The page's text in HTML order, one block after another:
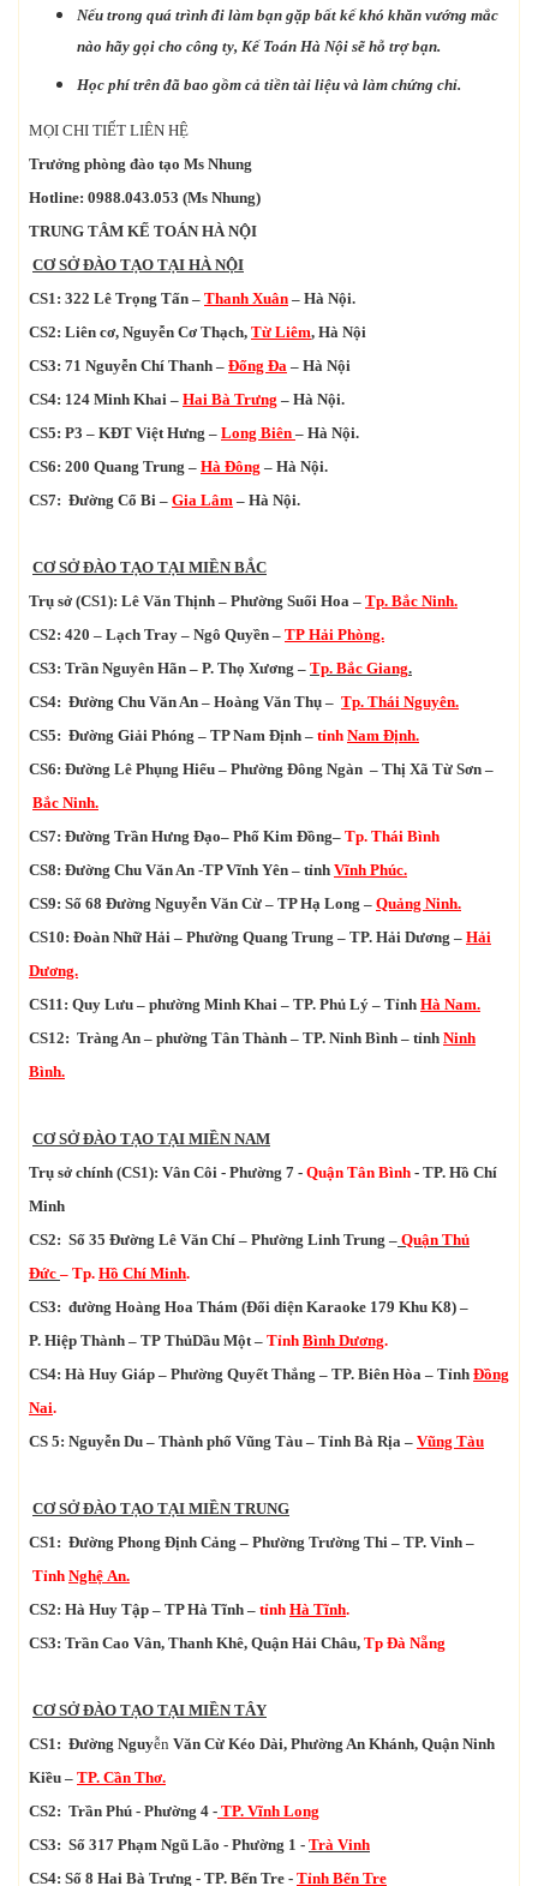
Nếu trong quá trình đi làm bạn gặp bất kể khó khăn vướng mắc
nào hãy gọi cho công ty, Kế Toán Hà Nội sẽ hỗ trợ bạn.
Học phí trên đã bao gồm cả tiền tài liệu và làm chứng chỉ.
MỌI CHI TIẾT LIÊN HỆ
Trưởng phòng đào tạo Ms Nhung
Hotline: 0988.043.053 (Ms Nhung)
TRUNG TÂM KẾ TOÁN HÀ NỘI
CƠ SỞ ĐÀO TẠO TẠI HÀ NỘI
CS1: 322 Lê Trọng Tấn – Thanh Xuân – Hà Nội.
CS2: Liên cơ, Nguyễn Cơ Thạch, Từ Liêm, Hà Nội
CS3: 71 Nguyễn Chí Thanh – Đống Đa – Hà Nội
CS4: 124 Minh Khai – Hai Bà Trưng – Hà Nội.
CS5: P3 – KĐT Việt Hưng – Long Biên – Hà Nội.
CS6: 200 Quang Trung – Hà Đông – Hà Nội.
CS7: Đường Cổ Bi – Gia Lâm – Hà Nội.
CƠ SỞ ĐÀO TẠO TẠI MIỀN BẮC
Trụ sở (CS1): Lê Văn Thịnh – Phường Suối Hoa – Tp. Bắc Ninh.
CS2: 420 – Lạch Tray – Ngô Quyền – TP Hải Phòng.
CS3: Trần Nguyên Hãn – P. Thọ Xương – Tp. Bắc Giang.
CS4: Đường Chu Văn An – Hoàng Văn Thụ – Tp. Thái Nguyên.
CS5: Đường Giải Phóng – TP Nam Định – tỉnh Nam Định.
CS6: Đường Lê Phụng Hiểu – Phường Đông Ngàn – Thị Xã Từ Sơn –
Bắc Ninh.
CS7: Đường Trần Hưng Đạo– Phố Kim Đồng– Tp. Thái Bình
CS8: Đường Chu Văn An -TP Vĩnh Yên – tỉnh Vĩnh Phúc.
CS9: Số 68 Đường Nguyễn Văn Cừ – TP Hạ Long – Quảng Ninh.
CS10: Đoàn Nhữ Hải – Phường Quang Trung – TP. Hải Dương – Hải
Dương.
CS11: Quy Lưu – phường Minh Khai – TP. Phủ Lý – Tỉnh Hà Nam.
CS12: Tràng An – phường Tân Thành – TP. Ninh Bình – tỉnh Ninh
Bình.
CƠ SỞ ĐÀO TẠO TẠI MIỀN NAM
Trụ sở chính (CS1): Vân Côi - Phường 7 - Quận Tân Bình - TP. Hồ Chí
Minh
CS2: Số 35 Đường Lê Văn Chí – Phường Linh Trung – Quận Thủ
Đức – Tp. Hồ Chí Minh.
CS3: đường Hoàng Hoa Thám (Đối diện Karaoke 179 Khu K8) –
P. Hiệp Thành – TP ThủDầu Một – Tỉnh Bình Dương.
CS4: Hà Huy Giáp – Phường Quyết Thắng – TP. Biên Hòa – Tỉnh Đồng
Nai.
CS 5: Nguyễn Du – Thành phố Vũng Tàu – Tỉnh Bà Rịa – Vũng Tàu
CƠ SỞ ĐÀO TẠO TẠI MIỀN TRUNG
CS1: Đường Phong Định Cảng – Phường Trường Thi – TP. Vinh –
Tỉnh Nghệ An.
CS2: Hà Huy Tập – TP Hà Tĩnh – tỉnh Hà Tĩnh.
CS3: Trần Cao Vân, Thanh Khê, Quận Hải Châu, Tp Đà Nẵng
CƠ SỞ ĐÀO TẠO TẠI MIỀN TÂY
CS1: Đường Nguyễn Văn Cừ Kéo Dài, Phường An Khánh, Quận Ninh
Kiều – TP. Cần Thơ.
CS2: Trần Phú - Phường 4 - TP. Vĩnh Long
CS3: Số 317 Phạm Ngũ Lão - Phường 1 - Trà Vinh
CS4: Số 8 Hai Bà Trưng - TP. Bến Tre - Tỉnh Bến Tre